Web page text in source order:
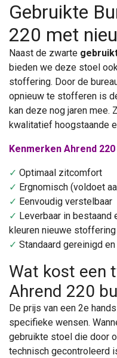
Gebruikte
220 met
Naast de zwarte
bieden we deze stoel
stoffering. Door de
opnieuw te stofferen is
kan deze nog jaren mee.
kwalitatief hoogstaande
Kenmerken Ahrend
✓ Optimaal zitcomfort
✓ Ergnomisch (voldoet
✓ Eenvoudig verstelbaar
✓ Leverbaar in
kleuren nieuwe stoffering
✓ Standaard gereinigd
Wat kost een
Ahrend 220
De prijs van een 2e
specifieke wensen.
gebruikte stoel die door
technisch gecontroleerd